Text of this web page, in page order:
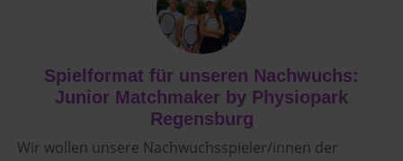
Spielformat für unseren Nachwuchs:
Junior Matchmaker by Physiopark
Regensburg
Wir wollen unsere Nachwuchsspieler/innen der